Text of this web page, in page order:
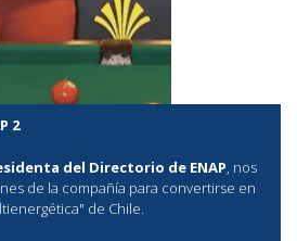
2
del Directorio de ENAP, nos
de la compañía para convertirse en
de Chile.